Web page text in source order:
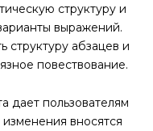
структуру и
выражений.
структуру абзацев и
повествование.
дает пользователям
вносятся